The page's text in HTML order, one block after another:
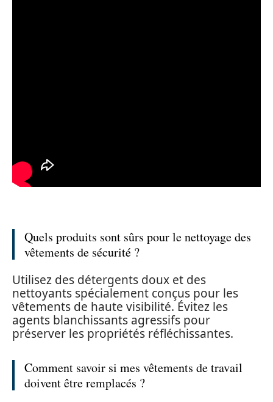
Quels produits sont sûrs pour le nettoyage des
vêtements de sécurité ?
Utilisez des détergents doux et des
nettoyants spécialement conçus pour les
vêtements de haute visibilité. Évitez les
agents blanchissants agressifs pour
préserver les propriétés réfléchissantes.
Comment savoir si mes vêtements de travail
doivent être remplacés ?